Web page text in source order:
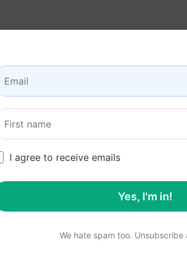
Sobre
este
agora
gratuito
I agree to receive emails
Yes, I'm in!
We hate spam too. Unsubscribe